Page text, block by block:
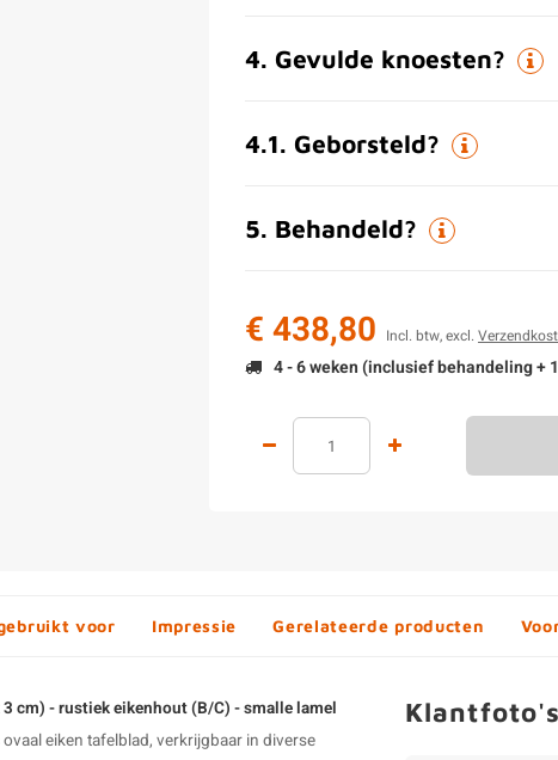
4. Gevulde knoesten?
4.1. Geborsteld?
5. Behandeld?
€ 438,80 Incl. btw, excl.
4 - 6 weken (inclusief behandeling +
voor Impressie Gerelateerde producten
cm) - rustiek eikenhout (B/C) - smalle lamel
ovaal eiken tafelblad, verkrijgbaar in diverse
Klantfoto's